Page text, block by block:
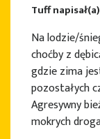
Tuff
Na lodzie/
choćby z
gdzie zima
pozostałych
Agresywny
mokrych